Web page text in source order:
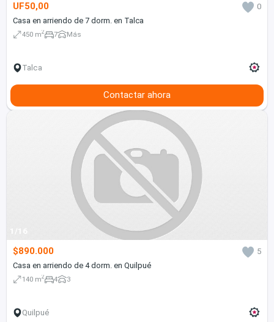
UF50,00
0
Casa en arriendo de 7 dorm. en Talca
450 m2 7 Más
Talca
Contactar ahora
1/16
$890.000
5
Casa en arriendo de 4 dorm. en Quilpué
140 m2 4 3
Quilpué